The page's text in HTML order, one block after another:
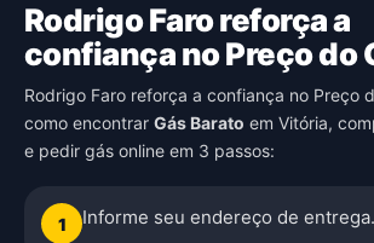
Rodrigo Faro reforça a
confiança no Preço do
Rodrigo Faro reforça a confiança no Preço
como encontrar Gás Barato em Vitória,
e pedir gás online em 3 passos:
1 Informe seu endereço de entrega.